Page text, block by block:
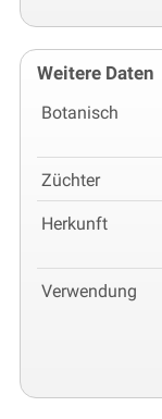
Weitere Daten
Botanisch
Züchter
Herkunft
Verwendung